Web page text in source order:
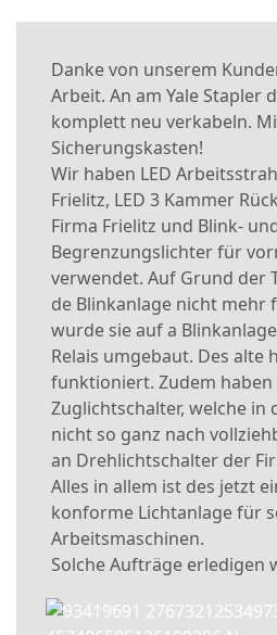
Danke von unserem
Arbeit. An am Yale Stapler
komplett neu verkabeln.
Sicherungskasten!
Wir haben LED
Frielitz, LED 3 Kammer
Firma Frielitz und Blink-
Begrenzungslichter für
verwendet. Auf Grund der
de Blinkanlage nicht mehr
wurde sie auf a
Relais umgebaut. Des alte
funktioniert. Zudem haben
Zuglichtschalter, welche in
nicht so ganz nach
an Drehlichtschalter der
Alles in allem ist des jetzt
konforme Lichtanlage für
Arbeitsmaschinen.
Solche Aufträge erledigen